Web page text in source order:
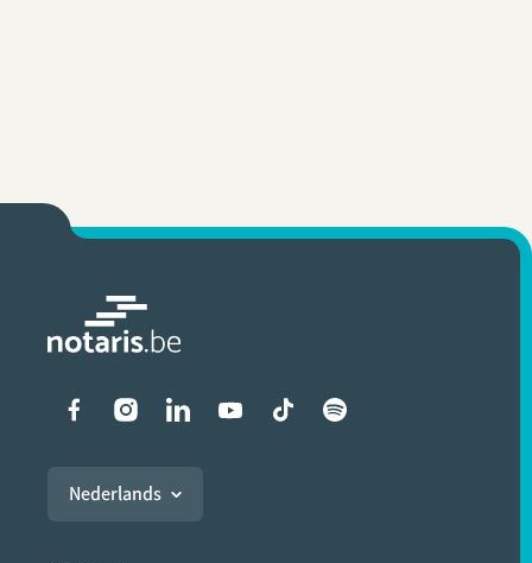
Liens vers les réseaux
Nederlands